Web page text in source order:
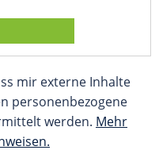
mir externe Inhalte
personenbezogene
werden. Mehr